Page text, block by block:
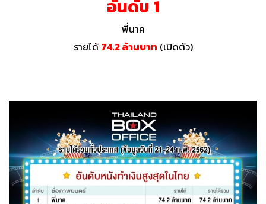
อันดับ 1
พี่นาค
รายได้ 74.2 ล้านบาท (เปิดตัว)